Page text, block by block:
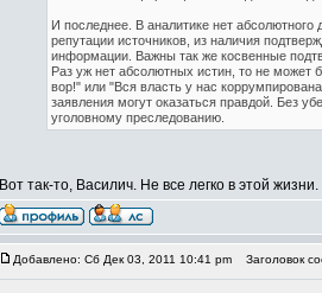
И последнее. В аналитике нет
репутации источников, из наличия
информации. Важны так же косвенные
Раз уж нет абсолютных истин, то не может
вор!" или "Вся власть у нас
заявления могут оказаться правдой. Без
уголовному преследованию.
Вот так-то, Василич. Не все легко в этой жизни.
Добавлено: Сб Дек 03, 2011 10:41 pm Заголовок